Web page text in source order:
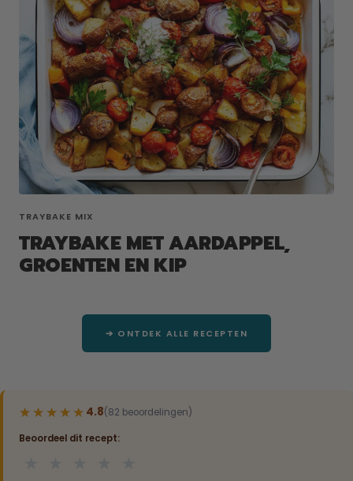
TRAYBAKE MIX
TRAYBAKE MET AARDAPPEL,
GROENTEN EN KIP
➔ ONTDEK ALLE RECEPTEN
★★★★★
★★★★★ 4.8(82 beoordelingen)
Beoordeel dit recept: